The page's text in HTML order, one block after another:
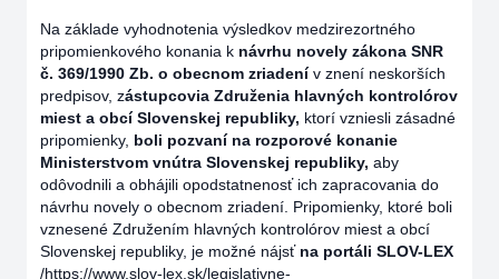
Na základe vyhodnotenia výsledkov medzirezortného
pripomienkového konania k návrhu novely zákona SNR
č. 369/1990 Zb. o obecnom zriadenív znení neskorších
predpisov, zástupcovia Združenia hlavných kontrolórov
miest a obcí Slovenskej republiky, ktorí vzniesli zásadné
pripomienky, boli pozvaní na rozporové konanie
Ministerstvom vnútra Slovenskej republiky, aby
odôvodnili a obhájili opodstatnenosť ich zapracovania do
návrhu novely o obecnom zriadení. Pripomienky, ktoré boli
vznesené Združením hlavných kontrolórov miest a obcí
Slovenskej republiky, je možné nájsť na portáli SLOV-LEX
/https://www.slov-lex.sk/legislativne-